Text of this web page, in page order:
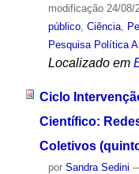
modificação24/08/
público, Ciência,
Pesquisa Política
Localizado em
Ciclo
Científico:
Coletivos
por Sandra Sedini